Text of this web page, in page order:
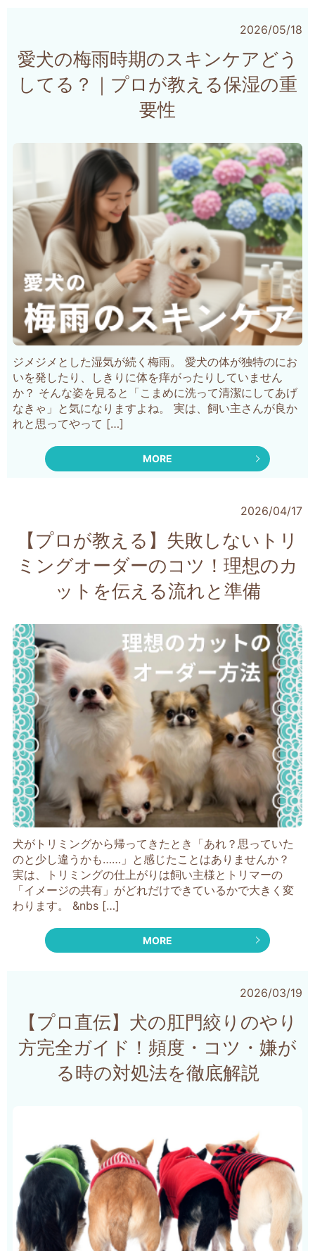
2026/05/18
愛犬の梅雨時期のスキンケアどう
してる？｜プロが教える保湿の重
要性
ジメジメとした湿気が続く梅雨。 愛犬の体が独特のにお
いを発したり、しきりに体を痒がったりしていません
か？ そんな姿を見ると「こまめに洗って清潔にしてあげ
なきゃ」と気になりますよね。 実は、飼い主さんが良か
れと思ってやって […]
MORE
2026/04/17
【プロが教える】失敗しないトリ
ミングオーダーのコツ！理想のカ
ットを伝える流れと準備
犬がトリミングから帰ってきたとき「あれ？思っていた
のと少し違うかも……」と感じたことはありませんか？
実は、トリミングの仕上がりは飼い主様とトリマーの
「イメージの共有」がどれだけできているかで大きく変
わります。 &nbs […]
MORE
2026/03/19
【プロ直伝】犬の肛門絞りのやり
方完全ガイド！頻度・コツ・嫌が
る時の対処法を徹底解説